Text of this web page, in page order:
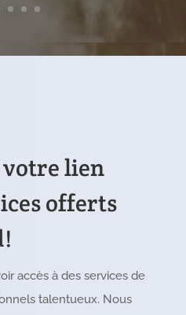
votre lien
offerts
accès à des services de
talentueux. Nous